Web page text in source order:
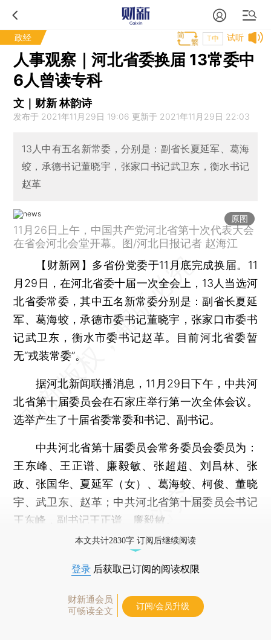
政经 试听
T中
人事观察｜河北省委换届 13常委中
6人曾读专科
文｜财新 林韵诗
发布于 2021年11月29日 19:06 更新于 2021年11月29日 22:03
13人中有五名新常委，分别是：副省长夏延军、葛海
蛟，承德书记董晓宇，张家口书记武卫东，衡水书记
赵革
原图
11月26日上午，中国共产党河北省第十次代表大会
在省会河北会堂开幕。图/河北日报记者 赵海江
【财新网】 多省份党委于11月底完成换届。11
月29日，在河北省委十届一次全会上，13人当选河
北省委常委，其中五名新常委分别是：副省长夏延
军、葛海蛟，承德市委书记董晓宇，张家口市委书
记武卫东，衡水市委书记赵革。目前河北省委暂
无“戎装常委”。
据河北新闻联播消息，11月29日下午，中共河
北省第十届委员会在石家庄举行第一次全体会议。
选举产生了十届省委常委和书记、副书记。
中共河北省第十届委员会常务委员会委员为：
王东峰、王正谱、廉毅敏、张超超、刘昌林、张
政、张国华、夏延军（女）、葛海蛟、柯俊、董晓
宇、武卫东、赵革；中共河北省第十届委员会书记
王东峰，副书记王正谱、廉毅敏。
本文共计2830字 订阅后继续阅读
登录 后获取已订阅的阅读权限
财新通会员
可畅读全文
订阅/会员升级